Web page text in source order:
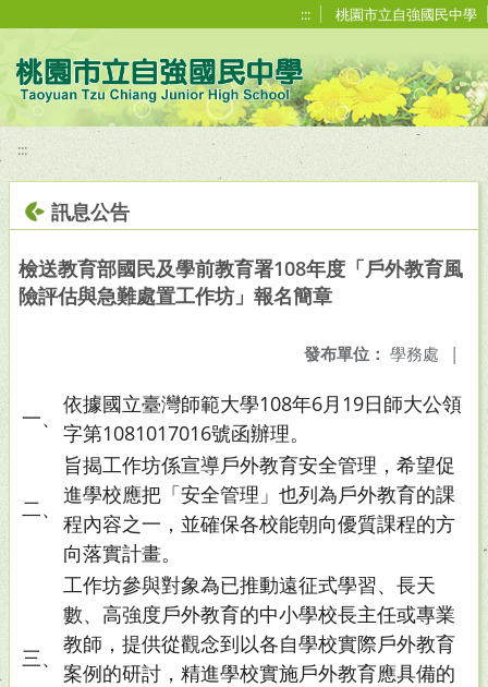
::: 桃園市立自強國民中學
:::
訊息公告
檢送教育部國民及學前教育署108年度「戶外教育風
險評估與急難處置工作坊」報名簡章
發布單位： 學務處 |
一、
依據國立臺灣師範大學108年6月19日師大公領
字第1081017016號函辦理。
二、
旨揭工作坊係宣導戶外教育安全管理，希望促
進學校應把「安全管理」也列為戶外教育的課
程內容之一，並確保各校能朝向優質課程的方
向落實計畫。
三、
工作坊參與對象為已推動遠征式學習、長天
數、高強度戶外教育的中小學校長主任或專業
教師，提供從觀念到以各自學校實際戶外教育
案例的研討，精進學校實施戶外教育應具備的